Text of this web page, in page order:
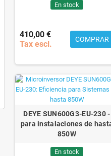
En stock
410,00 €
Tax escl.
COMPRAR
DEYE SUN600G3-EU-230 -
para instalaciones de
850W
En stock